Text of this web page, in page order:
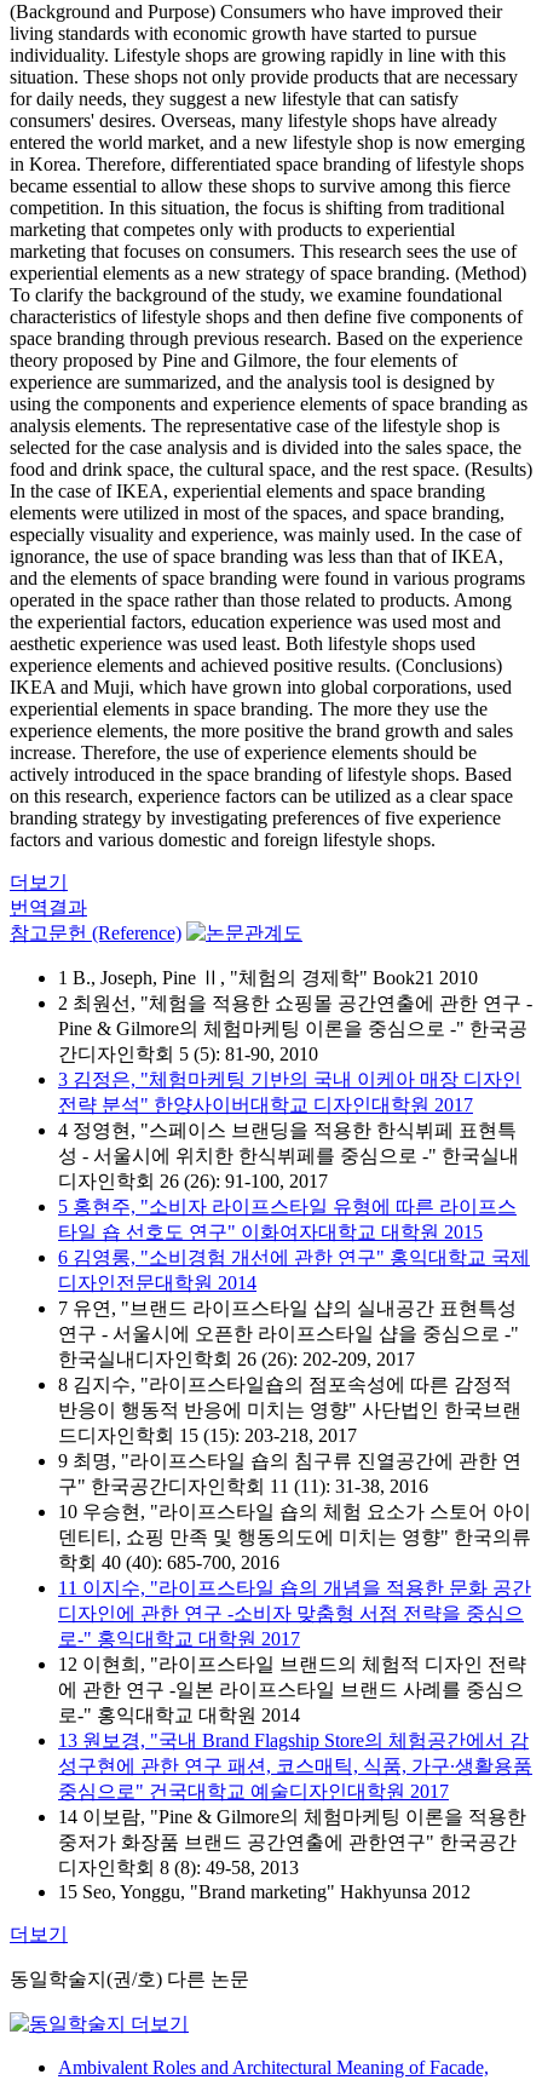
(Background and Purpose) Consumers who have improved their
living standards with economic growth have started to pursue
individuality. Lifestyle shops are growing rapidly in line with this
situation. These shops not only provide products that are necessary
for daily needs, they suggest a new lifestyle that can satisfy
consumers' desires. Overseas, many lifestyle shops have already
entered the world market, and a new lifestyle shop is now emerging
in Korea. Therefore, differentiated space branding of lifestyle shops
became essential to allow these shops to survive among this fierce
competition. In this situation, the focus is shifting from traditional
marketing that competes only with products to experiential
marketing that focuses on consumers. This research sees the use of
experiential elements as a new strategy of space branding. (Method)
To clarify the background of the study, we examine foundational
characteristics of lifestyle shops and then define five components of
space branding through previous research. Based on the experience
theory proposed by Pine and Gilmore, the four elements of
experience are summarized, and the analysis tool is designed by
using the components and experience elements of space branding as
analysis elements. The representative case of the lifestyle shop is
selected for the case analysis and is divided into the sales space, the
food and drink space, the cultural space, and the rest space. (Results)
In the case of IKEA, experiential elements and space branding
elements were utilized in most of the spaces, and space branding,
especially visuality and experience, was mainly used. In the case of
ignorance, the use of space branding was less than that of IKEA,
and the elements of space branding were found in various programs
operated in the space rather than those related to products. Among
the experiential factors, education experience was used most and
aesthetic experience was used least. Both lifestyle shops used
experience elements and achieved positive results. (Conclusions)
IKEA and Muji, which have grown into global corporations, used
experiential elements in space branding. The more they use the
experience elements, the more positive the brand growth and sales
increase. Therefore, the use of experience elements should be
actively introduced in the space branding of lifestyle shops. Based
on this research, experience factors can be utilized as a clear space
branding strategy by investigating preferences of five experience
factors and various domestic and foreign lifestyle shops.
더보기
번역결과
참고문헌 (Reference)
1 B., Joseph, Pine Ⅱ, "체험의 경제학" Book21 2010
2 최원선, "체험을 적용한 쇼핑몰 공간연출에 관한 연구 -
Pine & Gilmore의 체험마케팅 이론을 중심으로 -" 한국공
간디자인학회 5 (5): 81-90, 2010
3 김정은, "체험마케팅 기반의 국내 이케아 매장 디자인
전략 분석" 한양사이버대학교 디자인대학원 2017
4 정영현, "스페이스 브랜딩을 적용한 한식뷔페 표현특
성 - 서울시에 위치한 한식뷔페를 중심으로 -" 한국실내
디자인학회 26 (26): 91-100, 2017
5 홍현주, "소비자 라이프스타일 유형에 따른 라이프스
타일 숍 선호도 연구" 이화여자대학교 대학원 2015
6 김영롱, "소비경험 개선에 관한 연구" 홍익대학교 국제
디자인전문대학원 2014
7 유연, "브랜드 라이프스타일 샵의 실내공간 표현특성
연구 - 서울시에 오픈한 라이프스타일 샵을 중심으로 -"
한국실내디자인학회 26 (26): 202-209, 2017
8 김지수, "라이프스타일숍의 점포속성에 따른 감정적
반응이 행동적 반응에 미치는 영향" 사단법인 한국브랜
드디자인학회 15 (15): 203-218, 2017
9 최명, "라이프스타일 숍의 침구류 진열공간에 관한 연
구" 한국공간디자인학회 11 (11): 31-38, 2016
10 우승현, "라이프스타일 숍의 체험 요소가 스토어 아이
덴티티, 쇼핑 만족 및 행동의도에 미치는 영향" 한국의류
학회 40 (40): 685-700, 2016
11 이지수, "라이프스타일 숍의 개념을 적용한 문화 공간
디자인에 관한 연구 -소비자 맞춤형 서점 전략을 중심으
로-" 홍익대학교 대학원 2017
12 이현희, "라이프스타일 브랜드의 체험적 디자인 전략
에 관한 연구 -일본 라이프스타일 브랜드 사례를 중심으
로-" 홍익대학교 대학원 2014
13 원보경, "국내 Brand Flagship Store의 체험공간에서 감
성구현에 관한 연구 패션, 코스매틱, 식품, 가구∙생활용품
중심으로" 건국대학교 예술디자인대학원 2017
14 이보람, "Pine & Gilmore의 체험마케팅 이론을 적용한
중저가 화장품 브랜드 공간연출에 관한연구" 한국공간
디자인학회 8 (8): 49-58, 2013
15 Seo, Yonggu, "Brand marketing" Hakhyunsa 2012
더보기
동일학술지(권/호) 다른 논문
Ambivalent Roles and Architectural Meaning of Facade,